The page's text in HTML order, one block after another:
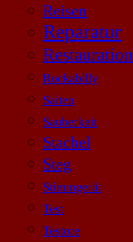
Reisen
Reparatur
Restauration
Rockabilly
Saiten
Sauberkeit
Stachel
Steg
Stimmgerät
Test
Testore